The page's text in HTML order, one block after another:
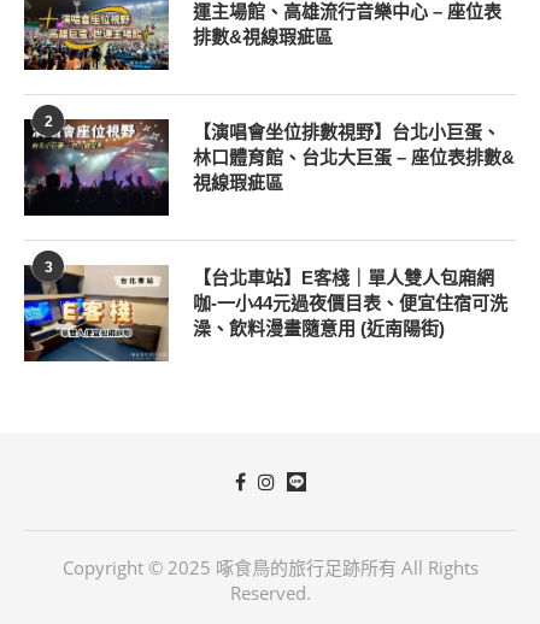
運主場館、高雄流行音樂中心 – 座位表
排數&視線瑕疵區
2
【演唱會坐位排數視野】台北小巨蛋、
林口體育館、台北大巨蛋 – 座位表排數&
視線瑕疵區
3
【台北車站】E客棧｜單人雙人包廂網
咖-一小44元過夜價目表、便宜住宿可洗
澡、飲料漫畫隨意用 (近南陽街)
Copyright © 2025 啄食鳥的旅行足跡所有 All Rights
Reserved.